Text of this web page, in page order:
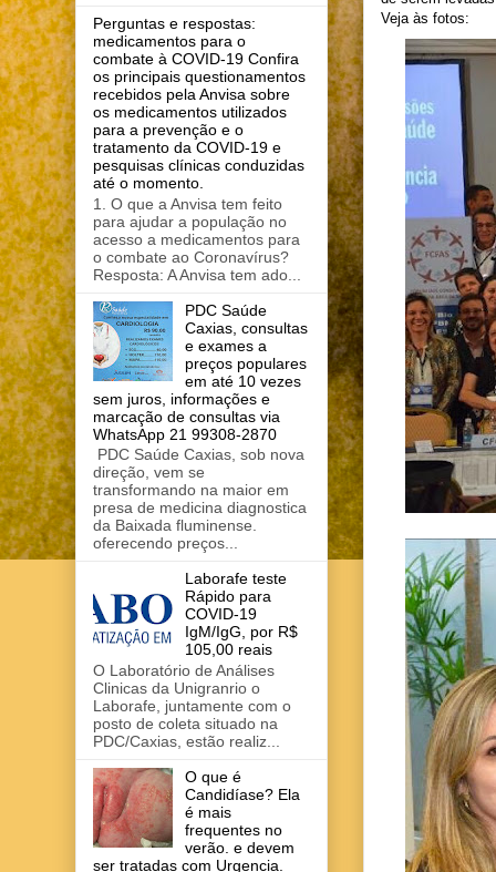
Veja às fotos:
Perguntas e respostas:
medicamentos para o
combate à COVID-19 Confira
os principais questionamentos
recebidos pela Anvisa sobre
os medicamentos utilizados
para a prevenção e o
tratamento da COVID-19 e
pesquisas clínicas conduzidas
até o momento.
1. O que a Anvisa tem feito
para ajudar a população no
acesso a medicamentos para
o combate ao Coronavírus?
Resposta: A Anvisa tem ado...
PDC Saúde
Caxias, consultas
e exames a
preços populares
em até 10 vezes
sem juros, informações e
marcação de consultas via
WhatsApp 21 99308-2870
PDC Saúde Caxias, sob nova
direção, vem se
transformando na maior em
presa de medicina diagnostica
da Baixada fluminense.
oferecendo preços...
Laborafe teste
Rápido para
COVID-19
IgM/IgG, por R$
105,00 reais
O Laboratório de Análises
Clinicas da Unigranrio o
Laborafe, juntamente com o
posto de coleta situado na
PDC/Caxias, estão realiz...
O que é
Candidíase? Ela
é mais
frequentes no
verão. e devem
ser tratadas com Urgencia.